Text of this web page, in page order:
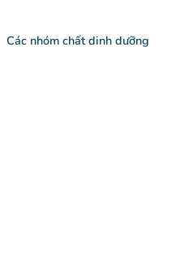
Các nhóm chất dinh dưỡng